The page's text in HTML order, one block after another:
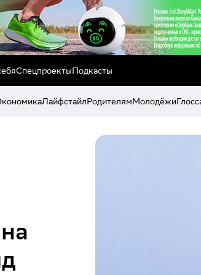
СпецпроектыПодкасты
ЛайфстайлРодителямМолодёжи